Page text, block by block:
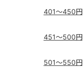
401～450円
451～500円
501～550円